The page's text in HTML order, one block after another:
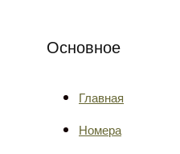
Основное
Главная
Номера